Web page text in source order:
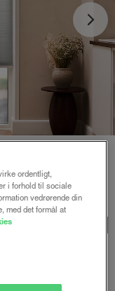
up and down
and
ordentligt,
i forhold til sociale
vedrørende din
med det formål at